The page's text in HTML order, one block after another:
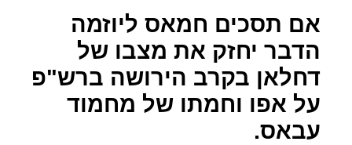
אם תסכים חמאס ליוזמה
הדבר יחזק את מצבו של
דחלאן בקרב הירושה ברש"פ
על אפו וחמתו של מחמוד
עבאס.